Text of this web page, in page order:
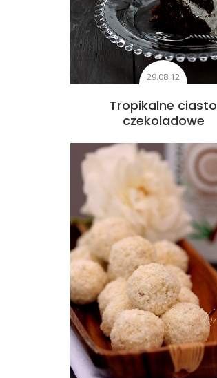
29.08.12
Tropikalne ciasto
czekoladowe